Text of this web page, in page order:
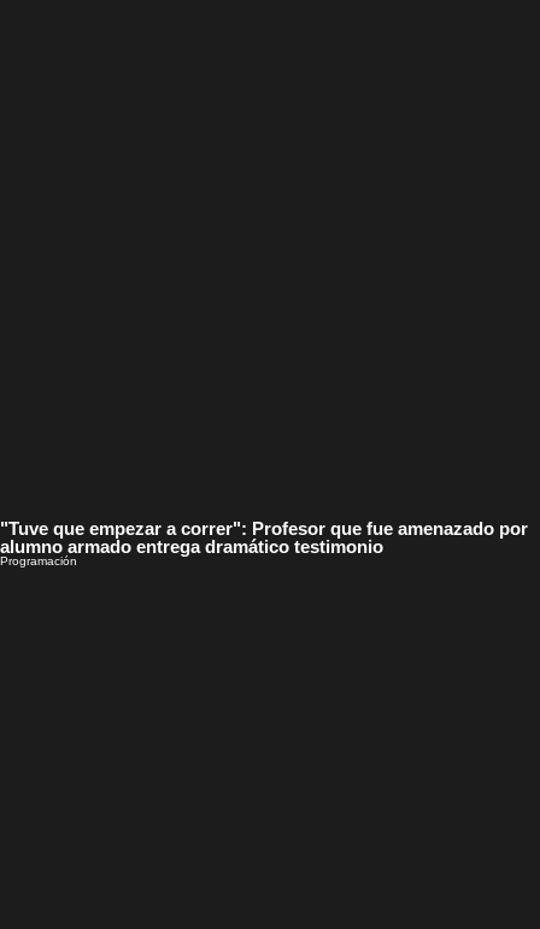
"Tuve que empezar a correr": Profesor que fue amenazado por
alumno armado entrega dramático testimonio
Programación